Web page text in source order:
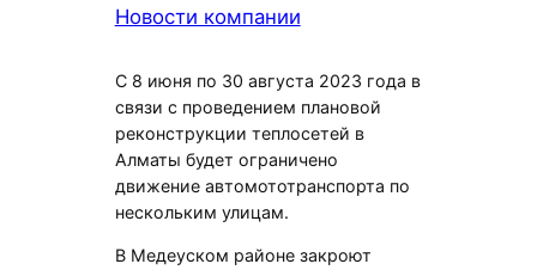
Новости компании
С 8 июня по 30 августа 2023 года в
связи с проведением плановой
реконструкции теплосетей в
Алматы будет ограничено
движение автомототранспорта по
нескольким улицам.
В Медеуском районе закроют